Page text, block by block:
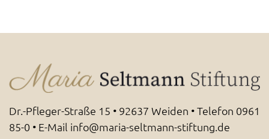
Dr.-Pfleger-Straße 15 • 92637 Weiden • Telefon 0961
85-0 • E-Mail info@maria-seltmann-stiftung.de